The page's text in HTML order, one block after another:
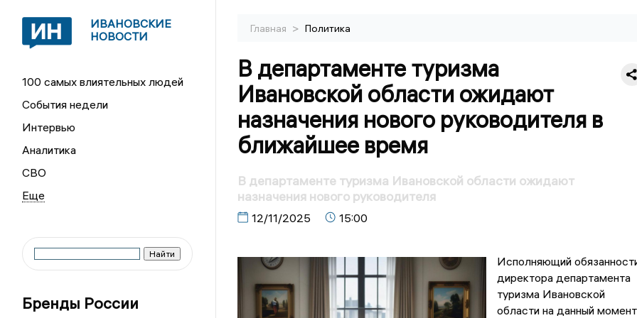
ИВАНОВСКИЕ
НОВОСТИ
100 самых влиятельных людей
События недели
Интервью
Аналитика
СВО
Бренды России
Главная > Политика
В департаменте туризма
Ивановской области ожидают
назначения нового руководителя в
ближайшее время
В департаменте туризма Ивановской области ожидают
назначения нового руководителя
12/11/2025 15:00
Исполняющий
директора департамента
туризма Ивановской
области на данный момент